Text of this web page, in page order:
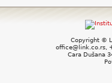
Copyright ©
office@link.co.rs,
Cara Dušana